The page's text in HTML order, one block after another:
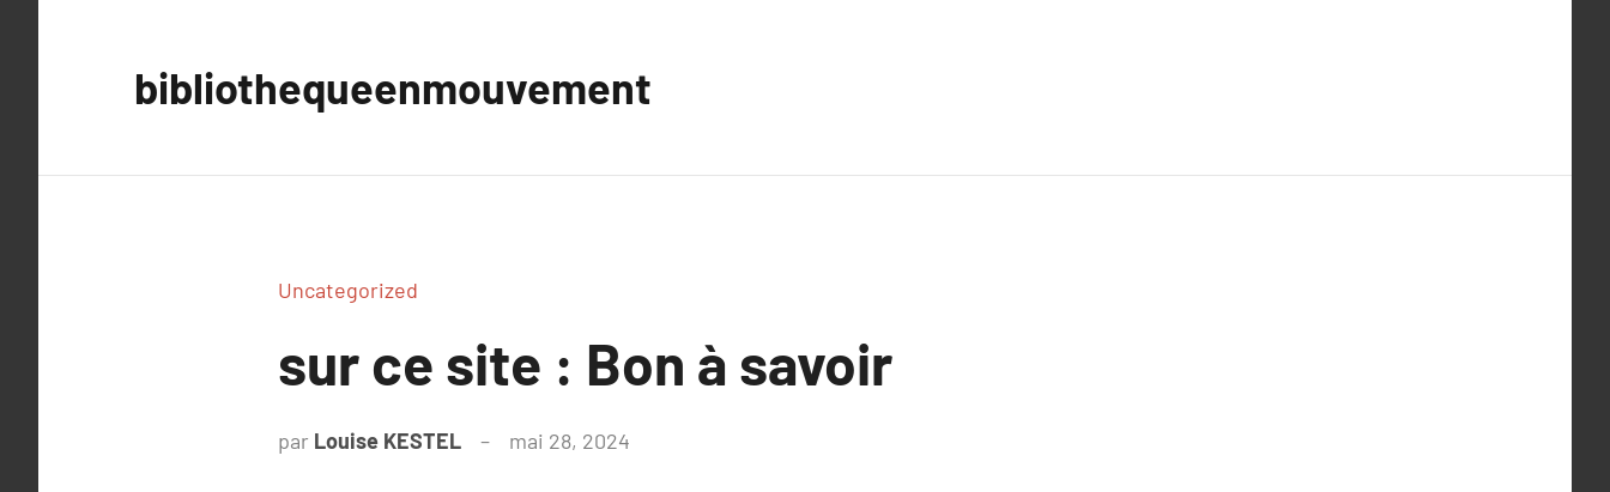
bibliothequeenmouvement
Uncategorized
sur ce site : Bon à savoir
par Louise KESTEL mai 28, 2024